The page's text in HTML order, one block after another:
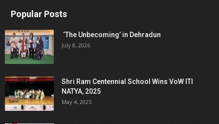
Popular Posts
‘The Unbecoming’ in Dehradun
July 8, 2026
Shri Ram Centennial School Wins VoW ITI
NATYA, 2025
May 4, 2025